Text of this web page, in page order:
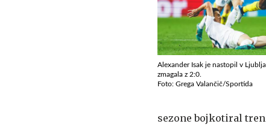
Alexander Isak je nastopil v
zmagala z 2:0.
Foto: Grega Valančič/Sportida
sezone bojkotiral